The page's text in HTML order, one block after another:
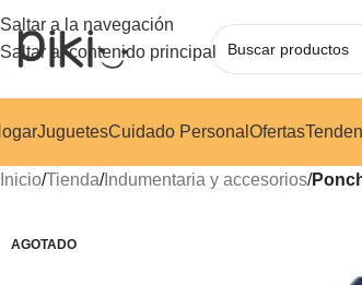
Saltar a la navegación
Saltar al contenido principal
JuguetesCuidado Personal Ofertas
Inicio/Tienda/Indumentaria y accesorios/
AGOTADO